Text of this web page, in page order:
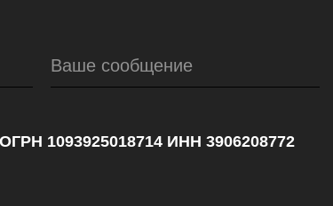
Ваше сообщение
1093925018714 ИНН 3906208772